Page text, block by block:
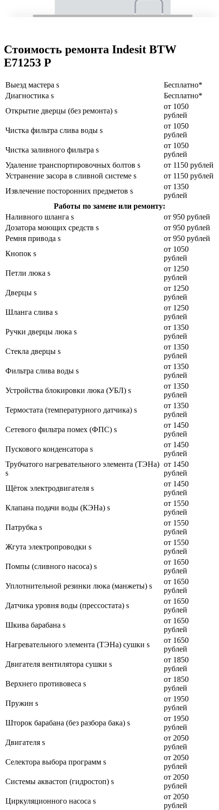
Стоимость ремонта Indesit BTW
E71253 P
Выезд мастера s
Бесплатно*
Диагностика s
Бесплатно*
Открытие дверцы (без ремонта) s
от 1050
рублей
Чистка фильтра слива воды s
от 1050
рублей
Чистка заливного фильтра s
от 1050
рублей
Удаление транспортировочных болтов s
от 1150 рублей
Устранение засора в сливной системе s
от 1150 рублей
Извлечение посторонних предметов s
от 1350
рублей
Работы по замене или ремонту:
Наливного шланга s
от 950 рублей
Дозатора моющих средств s
от 950 рублей
Ремня привода s
от 950 рублей
Кнопок s
от 1050
рублей
Петли люка s
от 1250
рублей
Дверцы s
от 1250
рублей
Шланга слива s
от 1250
рублей
Ручки дверцы люка s
от 1350
рублей
Стекла дверцы s
от 1350
рублей
Фильтра слива воды s
от 1350
рублей
Устройства блокировки люка (УБЛ) s
от 1350
рублей
Термостата (температурного датчика) s
от 1350
рублей
Сетевого фильтра помех (ФПС) s
от 1450
рублей
Пускового конденсатора s
от 1450
рублей
Трубчатого нагревательного элемента (ТЭНа)
s
от 1450
рублей
Щёток электродвигателя s
от 1450
рублей
Клапана подачи воды (КЭНа) s
от 1550
рублей
Патрубка s
от 1550
рублей
Жгута электропроводки s
от 1550
рублей
Помпы (сливного насоса) s
от 1650
рублей
Уплотнительной резинки люка (манжеты) s
от 1650
рублей
Датчика уровня воды (прессостата) s
от 1650
рублей
Шкива барабана s
от 1650
рублей
Нагревательного элемента (ТЭНа) сушки s
от 1650
рублей
Двигателя вентилятора сушки s
от 1850
рублей
Верхнего противовеса s
от 1850
рублей
Пружин s
от 1950
рублей
Шторок барабана (без разбора бака) s
от 1950
рублей
Двигателя s
от 2050
рублей
Селектора выбора программ s
от 2050
рублей
Системы аквастоп (гидростоп) s
от 2050
рублей
Циркуляционного насоса s
от 2050
рублей